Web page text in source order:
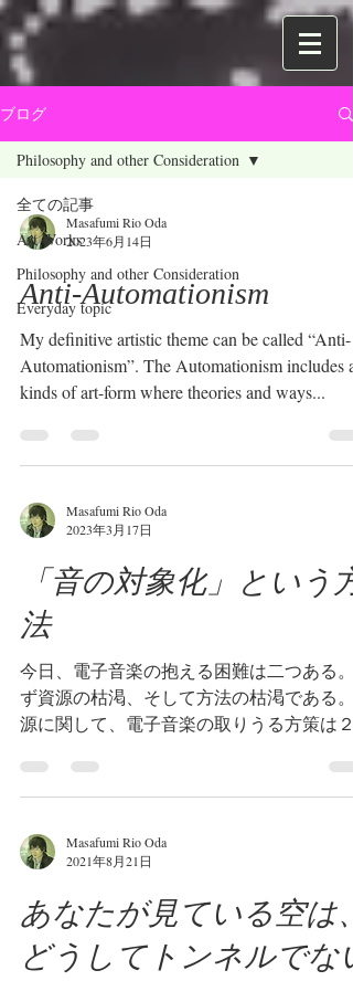
ブログ
全ての記事
Art Works
Philosophy and other Consideration
Everyday topic
Philosophy and other Consideration
Masafumi Rio Oda
2023年6月14日
Anti-Automationism
My definitive artistic theme can be called “Anti-
Automationism”. The Automationism includes all
kinds of art-form where theories and ways...
Masafumi Rio Oda
2023年3月17日
「音の対象化」という方
法
今日、電子音楽の抱える困難は二つある。
ず資源の枯渇、そして方法の枯渇である。
源に関して、電子音楽の取りうる方策は２
材とするもの、他方はサイン波などの単純
波形を変形して素材とするもの。どちらも
索の限りが尽くされ、自然や自然音を...
Masafumi Rio Oda
2021年8月21日
あなたが見ている空は、
どうしてトンネルでな